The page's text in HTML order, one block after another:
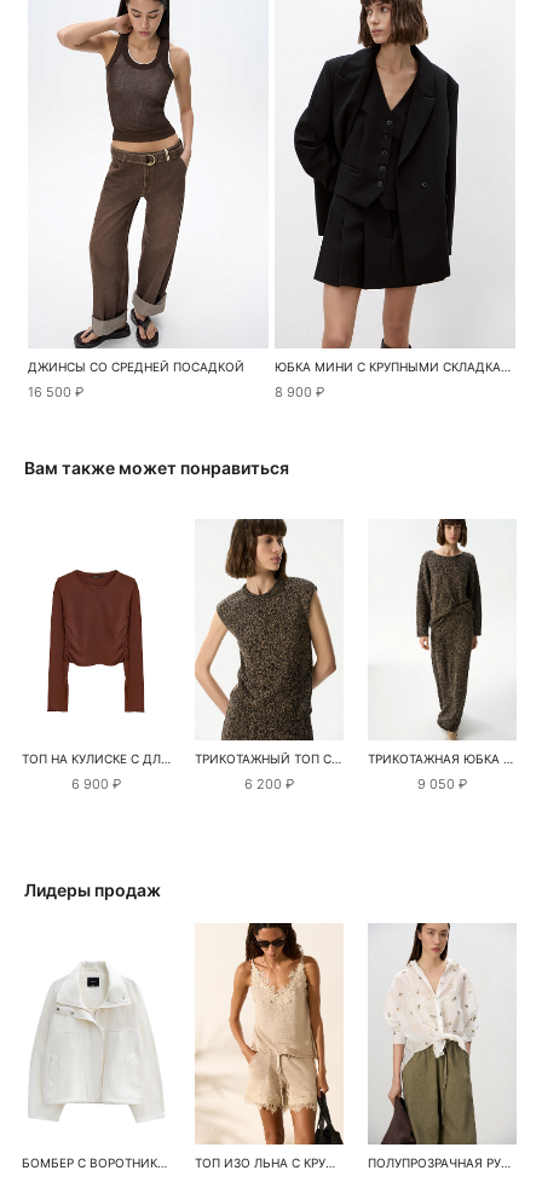
ДЖИНСЫ СО СРЕДНЕЙ ПОСАДКОЙ
16 500 ₽
ЮБКА МИНИ С КРУПНЫМИ СКЛАДКАМИ
8 900 ₽
Вам также может понравиться
ТОП НА КУЛИСКЕ С ДЛИННЫМ РУКАВОМ
6 900 ₽
ТРИКОТАЖНЫЙ ТОП С ПАЙЕТКАМИ
6 200 ₽
ТРИКОТАЖНАЯ ЮБКА ИЗ ХЛОПКА С ПАЙЕТКАМИ
9 050 ₽
Лидеры продаж
БОМБЕР С ВОРОТНИКОМ-СТОЙКОЙ ТОП ИЗО ЛЬНА С КРУЖЕВОМ ПОЛУПРОЗРАЧНАЯ РУБАШКА С РОМАШКАМИ